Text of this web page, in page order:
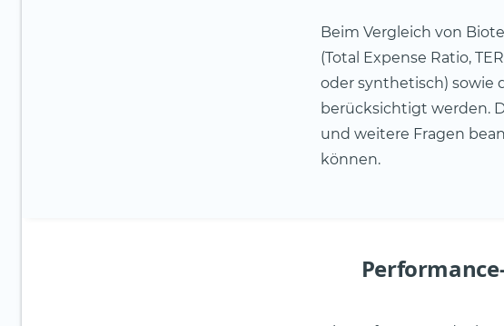
Beim Vergleich von
(Total Expense Ratio,
oder synthetisch) sowie
berücksichtigt werden.
und weitere Fragen
können.